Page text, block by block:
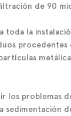
de 90
toda la
procedentes
los problemas
sedimentación